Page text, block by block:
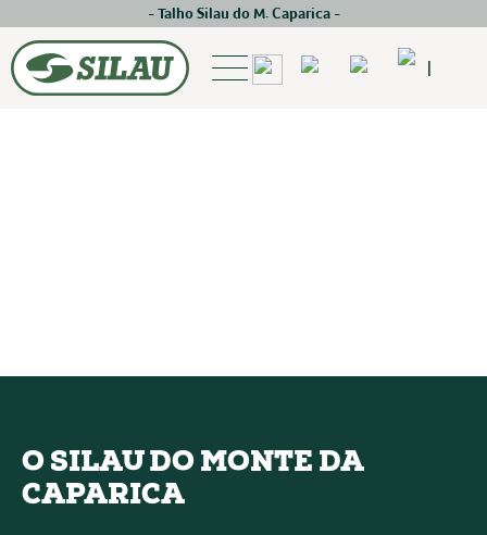
- Talho Silau do M. Caparica -
O SILAU DO MONTE DA
CAPARICA